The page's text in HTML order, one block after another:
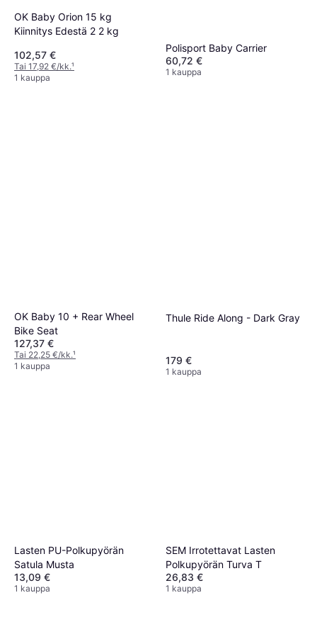
OK Baby Orion 15 kg
Kiinnitys Edestä 2 2 kg
102,57 €
Tai 17,92 €/kk.¹
1 kauppa
Polisport Baby Carrier
60,72 €
1 kauppa
OK Baby 10 + Rear Wheel
Bike Seat
127,37 €
Tai 22,25 €/kk.¹
1 kauppa
Thule Ride Along - Dark Gray
179 €
1 kauppa
Lasten PU-Polkupyörän
Satula Musta
13,09 €
1 kauppa
SEM Irrotettavat Lasten
Polkupyörän Turva T
26,83 €
1 kauppa